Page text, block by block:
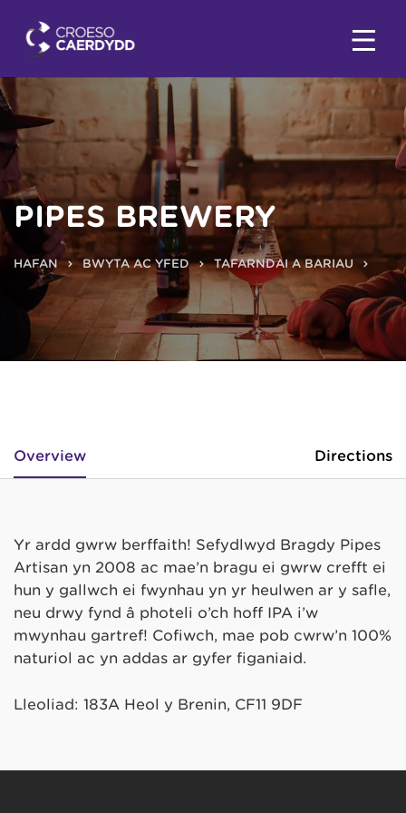
PIPES BREWERY
HAFAN BWYTA AC YFED TAFARNDAI A BARIAU
Overview Directions
Yr ardd gwrw berffaith! Sefydlwyd Bragdy Pipes
Artisan yn 2008 ac mae’n bragu ei gwrw crefft ei
hun y gallwch ei fwynhau yn yr heulwen ar y safle,
neu drwy fynd â photeli o’ch hoff IPA i’w
mwynhau gartref! Cofiwch, mae pob cwrw’n 100%
naturiol ac yn addas ar gyfer figaniaid.
Lleoliad: 183A Heol y Brenin, CF11 9DF